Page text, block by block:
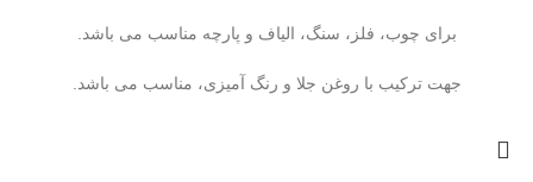
برای چوب، فلز، سنگ، الیاف و پارچه مناسب می باشد.
جهت ترکیب با روغن جلا و رنگ آمیزی، مناسب می باشد.